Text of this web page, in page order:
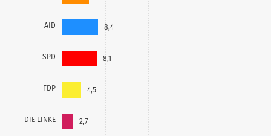
AfD
SPD
FDP
DIE LINKE
8,4
8,1
4,5
2,7